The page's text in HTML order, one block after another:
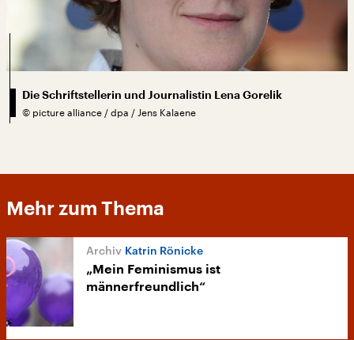
Die Schriftstellerin und Journalistin Lena Gorelik
© picture alliance / dpa / Jens Kalaene
Mehr zum Thema
Katrin Rönicke
„Mein Feminismus ist
männerfreundlich“